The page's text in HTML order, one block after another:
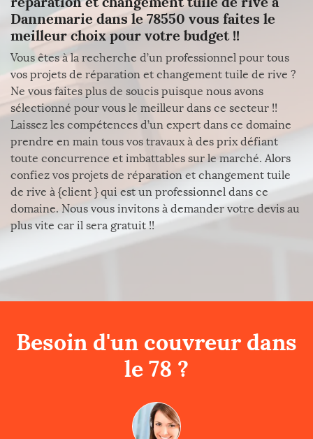
Dannemarie dans le 78550 vous faites le
meilleur choix pour votre budget !!
Vous êtes à la recherche d’un professionnel pour tous
vos projets de réparation et changement tuile de rive ?
Ne vous faites plus de soucis puisque nous avons
sélectionné pour vous le meilleur dans ce secteur !!
Laissez les compétences d’un expert dans ce domaine
prendre en main tous vos travaux à des prix défiant
toute concurrence et imbattables sur le marché. Alors
confiez vos projets de réparation et changement tuile
de rive à {client } qui est un professionnel dans ce
domaine. Nous vous invitons à demander votre devis au
plus vite car il sera gratuit !!
Besoin d'un couvreur dans
le 78 ?